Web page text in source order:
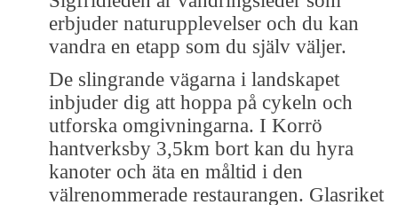
erbjuder naturupplevelser och du kan
vandra en etapp som du själv väljer.
De slingrande vägarna i landskapet
inbjuder dig att hoppa på cykeln och
utforska omgivningarna. I Korrö
hantverksby 3,5km bort kan du hyra
kanoter och äta en måltid i den
välrenommerade restaurangen. Glasriket